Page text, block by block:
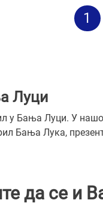
1
Луци
у Бања Луци. У
Бања Лука,
да се и